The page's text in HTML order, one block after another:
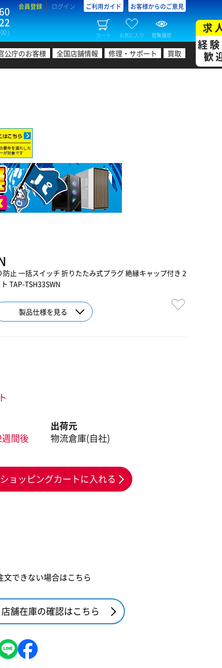
)
会員登録 ログイン ご利用ガイド お客様からのご意見
カート お気に入り 閲覧履歴
公庁のお客様 全国店舗情報 修理・サポート 買取
求
経
歓
止 一括スイッチ 折りたたみ式プラグ 絶縁キャップ付き 2
TAP-TSH33SWN
製品仕様を見る
間後
出荷元
物流倉庫(自社)
ショッピングカートに入れる
できない場合はこちら
店舗在庫の確認はこちら